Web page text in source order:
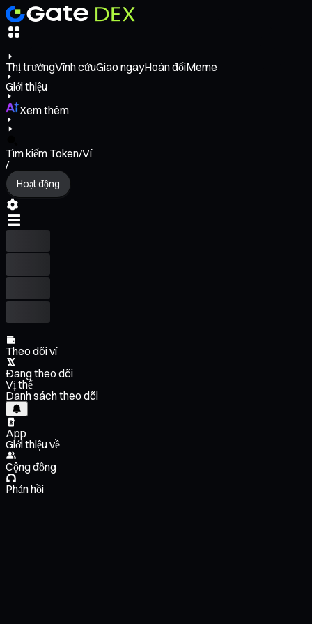
Thị trườngVĩnh cửuGiao ngayHoán đổiMeme
Giới thiệu
Xem thêm
Tìm kiếm Token/Ví
/
Hoạt động
Theo dõi ví
Đang theo dõi
Vị thế
Danh sách theo dõi
App
Giới thiệu về
Cộng đồng
Phản hồi